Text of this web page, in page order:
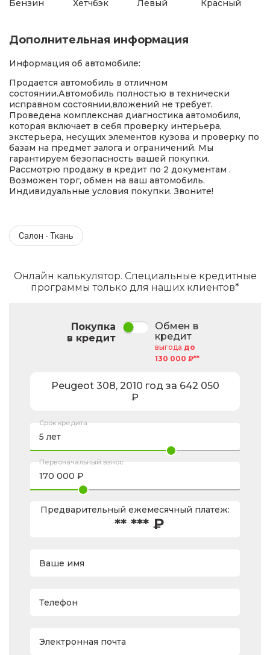
Бензин Хетчбэк Левый Красный
Дополнительная информация
Информация об автомобиле:
Продается автомобиль в отличном
состоянии.Автомобиль полностью в технически
исправном состоянии,вложений не требует.
Проведена комплексная диагностика автомобиля,
которая включает в себя проверку интерьера,
экстерьера, несущих элементов кузова и проверку по
базам на предмет залога и ограничений. Мы
гарантируем безопасность вашей покупки.
Рассмотрю продажу в кредит по 2 документам .
Возможен торг, обмен на ваш автомобиль.
Индивидуальные условия покупки. Звоните!
Салон - Ткань
Онлайн калькулятор. Специальные кредитные
программы только для наших клиентов*
Покупка
в кредит
Обмен в
кредит
выгода до
130 000 ₽**
Peugeot 308, 2010 год за 642 050
₽
Срок кредита
Первоначальный взнос
Предварительный ежемесячный платеж:
** *** ₽
Ваше имя
Телефон
Электронная почта